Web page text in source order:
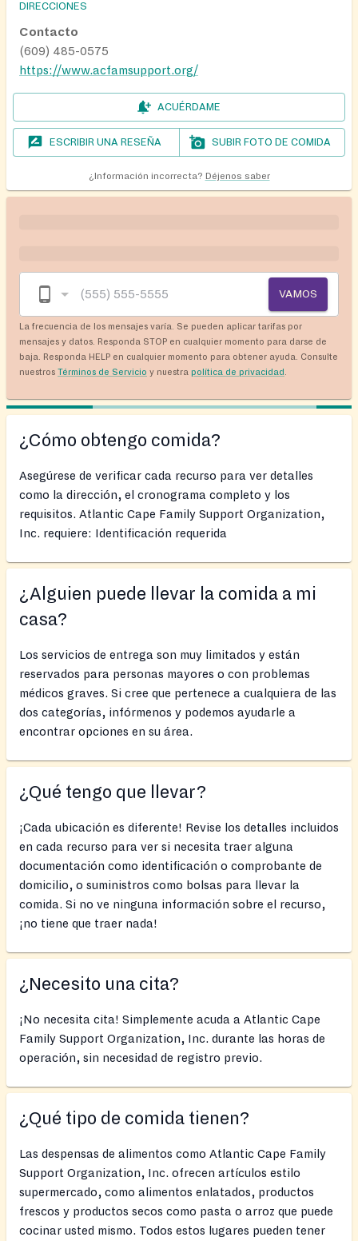
DIRECCIONES
Contacto
(609) 485-0575
https://www.acfamsupport.org/
ACUÉRDAME
ESCRIBIR UNA RESEÑA SUBIR FOTO DE COMIDA
¿Información incorrecta? Déjenos saber
VAMOS
La frecuencia de los mensajes varía. Se pueden aplicar tarifas por
mensajes y datos. Responda STOP en cualquier momento para darse de
baja. Responda HELP en cualquier momento para obtener ayuda. Consulte
nuestros Términos de Servicio y nuestra política de privacidad
¿Cómo obtengo comida?
Asegúrese de verificar cada recurso para ver detalles
como la dirección, el cronograma completo y los
requisitos. Atlantic Cape Family Support Organization,
Inc. requiere: Identificación requerida
¿Alguien puede llevar la comida a mi
casa?
Los servicios de entrega son muy limitados y están
reservados para personas mayores o con problemas
médicos graves. Si cree que pertenece a cualquiera de las
dos categorías, infórmenos y podemos ayudarle a
encontrar opciones en su área.
¿Qué tengo que llevar?
¡Cada ubicación es diferente! Revise los detalles incluidos
en cada recurso para ver si necesita traer alguna
documentación como identificación o comprobante de
domicilio, o suministros como bolsas para llevar la
comida. Si no ve ninguna información sobre el recurso,
¡no tiene que traer nada!
¿Necesito una cita?
¡No necesita cita! Simplemente acuda a Atlantic Cape
Family Support Organization, Inc. durante las horas de
operación, sin necesidad de registro previo.
¿Qué tipo de comida tienen?
Las despensas de alimentos como Atlantic Cape Family
Support Organization, Inc. ofrecen artículos estilo
supermercado, como alimentos enlatados, productos
frescos y productos secos como pasta o arroz que puede
cocinar usted mismo. Todos estos lugares pueden tener